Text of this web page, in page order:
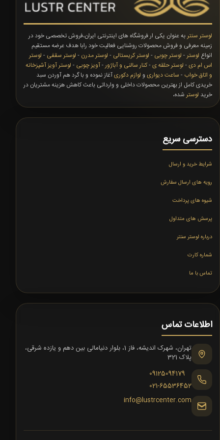
لوستر سنتر به عنوان یکی ار فروشگاه های اینترنتی ایران،فروش تخصصی خود در
زمینه معرفی و فروش محصولات روشنایی فعالیت خود رابا هدف عرضه مستقیم
انواع لوستر - لوستر چوبی - لوستر کریستالی - لوستر مدرن - لوستر سقفی - لوستر
اس ام دی- لوستر حلقه ی-کنار سالنی و آباژور-آویز چوبی - لوستر آویز آشپزخانه
و اتاق خواب - ساعت دیواری و لوازم دکوریآغاز نموده و با گرد هم آوردن سبد
خریدی کامل از بهترین محصولات داخلی و وارداتی باعث کاهش هزینه مشتریان در
خرید لوستر شده،
دسترسی سریع
شرایط خرید و ارسال
رویه های ارسال سفارش
شیوه های پرداخت
پرسش های متداول
درباره لوستر سنتر
شماره کارت
تماس با ما
اطلاعات تماس
تهران، شهرک اندیشه، فاز 1، بلوار دنیامالی بین دهم و یازده شرقی،
پلاک 321
09125094179
021-65536452
info@lustrcenter.com